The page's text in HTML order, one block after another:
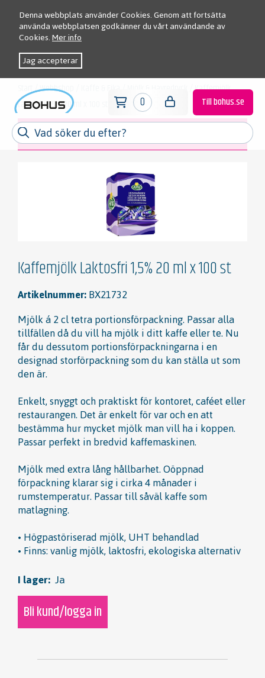
Denna webbplats använder Cookies. Genom att fortsätta
använda webbplatsen godkänner du vårt användande av
Cookies.Mer info
Jag accepterar
0 Till bohus.se
Start/Webbshop
Kaffemjölk
Laktosfri 1,5% 20 ml x 100 st
Meny
Kaffemjölk Laktosfri 1,5% 20 ml x 100 st
Artikelnummer:BX21732
Mjölk á 2 cl tetra portionsförpackning. Passar alla
tillfällen då du vill ha mjölk i ditt kaffe eller te. Nu
får du dessutom portionsförpackningarna i en
designad storförpackning som du kan ställa ut som
den är.
Enkelt, snyggt och praktiskt för kontoret, caféet eller
restaurangen. Det är enkelt för var och en att
bestämma hur mycket mjölk man vill ha i koppen.
Passar perfekt in bredvid kaffemaskinen.
Mjölk med extra lång hållbarhet. Oöppnad
förpackning klarar sig i cirka 4 månader i
rumstemperatur. Passar till såväl kaffe som
matlagning.
• Högpastöriserad mjölk, UHT behandlad
• Finns: vanlig mjölk, laktosfri, ekologiska alternativ
I lager: Ja
Bli kund/logga in